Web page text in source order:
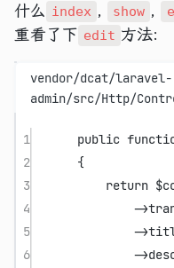
什么 index , show ,
重看了下 edit 方法:
vendor/dcat/laravel-
admin/src/Http/
1 public
2
{
3
return
4
->
5
->
6
->